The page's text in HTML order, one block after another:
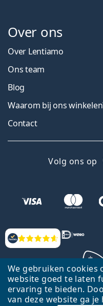
We gebruiken cookies
website goed te laten
ervaring te bieden.
van deze website ga
Beoordelingen
Over ons
Over Lentiamo
Ons team
Blog
Waarom bij ons
Contact
Volg ons op
Terug naar de